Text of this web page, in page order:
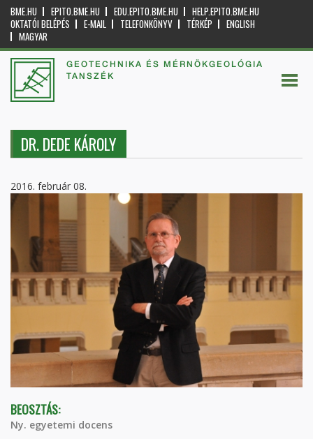
BME.HU EPITO.BME.HU EDU.EPITO.BME.HU
HELP.EPITO.BME.HU
OKTATÓI BELÉPÉS
E-MAIL TELEFONKÖNYV TÉRKÉP
ENGLISH
MAGYAR
GEOTECHNIKA ÉS MÉRNÖKGEOLÓGIA
TANSZÉK
DR. DEDE KÁROLY
2016. február 08.
BEOSZTÁS:
Ny. egyetemi docens